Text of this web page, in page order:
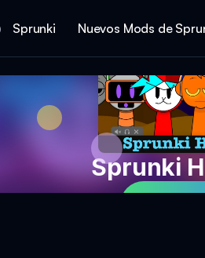
Sprunki Nuevos Mods de
Sprunki